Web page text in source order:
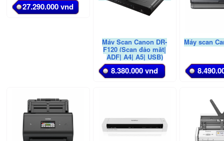
27.290.000 vnd
Máy Scan Canon DR-
F120 (Scan đảo mặt|
ADF| A4| A5| USB)
8.380.000 vnd
Máy scan